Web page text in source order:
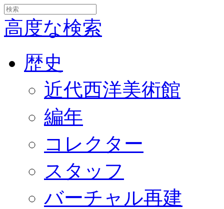
高度な検索
歴史
近代西洋美術館
編年
コレクター
スタッフ
バーチャル再建